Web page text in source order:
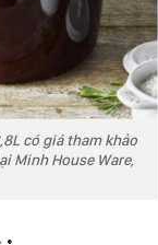
có giá tham khảo
Minh House Ware,